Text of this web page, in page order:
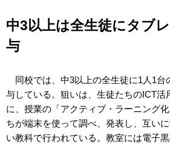
中3以上は全生徒にタブ
与
同校では、中3以上の全生徒に1人1台
与している。狙いは、生徒たちのICT活
に、授業の「アクティブ・ラーニング
ちが端末を使って調べ、発表し、互い
い教科で行われている。教室には電子